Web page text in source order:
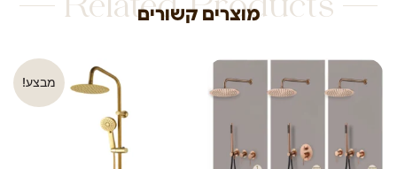
מוצרים קשורים
מבצע!